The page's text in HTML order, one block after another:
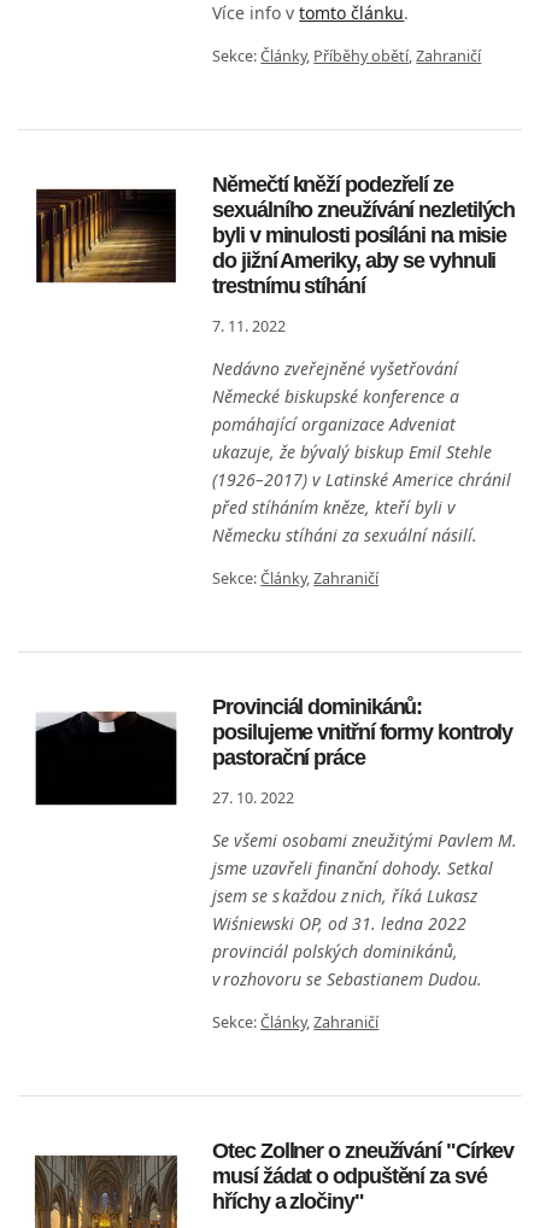
Více info vtomto článku.
Sekce:Články, Příběhy obětí,Zahraničí
Němečtí kněží podezřelí ze
sexuálního zneužívání nezletilých
byli v minulosti posíláni na misie
do jižní Ameriky, aby se vyhnuli
trestnímu stíhání
7. 11. 2022
Nedávno zveřejněné vyšetřování
Německé biskupské konference a
pomáhající organizace Adveniat
ukazuje, že bývalý biskup Emil Stehle
(1926–2017) v Latinské Americe chránil
před stíháním kněze, kteří byli v
Německu stíháni za sexuální násilí.
Sekce:Články,Zahraničí
Provinciál dominikánů:
posilujeme vnitřní formy kontroly
pastorační práce
27. 10. 2022
Se všemi osobami zneužitými Pavlem M.
jsme uzavřeli finanční dohody. Setkal
jsem se s každou z nich, říká Lukasz
Wiśniewski OP, od 31. ledna 2022
provinciál polských dominikánů,
v rozhovoru se Sebastianem Dudou.
Sekce:Články,Zahraničí
Otec Zollner o zneužívání "Církev
musí žádat o odpuštění za své
hříchy a zločiny"